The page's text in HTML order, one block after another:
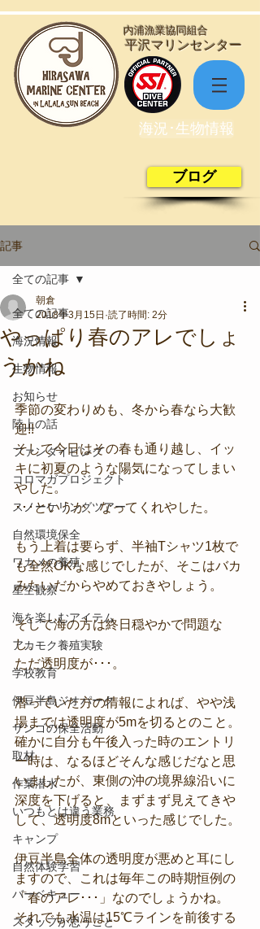
​平沢マリンセンター
​内浦漁業協同組合
海況･生物情報
ブログ
記事
全ての記事
海況情報
生物情報
お知らせ
陸上の話
ファンダイビング
コロマガプロジェクト
スノーケリングツアー
自然環境保全
ワカメの養殖
星空観察
海を楽しむアイテム
アカモク養殖実験
学校教育
伊豆半島ジオパーク
サンゴの保全活動
取材
作業潜水
いつもとは違う業務
キャンプ
自然体験学習
バーベキュー
スタッフが思うこと
全ての記事
やっぱり春のアレでしょ
うかね
朝倉
2018年3月15日 読了時間: 2分
季節の変わりめも、冬から春なら大歓
迎!!
そして今日はその春も通り越し、イッ
キに初夏のような陽気になってしまい
やした。
･･･というか、なってくれやした。
もう上着は要らず、半袖Tシャツ1枚で
も全然OKな感じでしたが、そこはバカ
みたいだからやめておきやしょう。
そして海の方は終日穏やかで問題な
し。
ただ透明度が･･･。
潜っていた方の情報によれば、やや浅
場までは透明度が5mを切るとのこと。
確かに自分も午後入った時のエントリ
ー時は、なるほどそんな感じだなと思
いましたが、東側の沖の境界線沿いに
深度を下げると、まずまず見えてきや
して、透明度8mといった感じでした。
伊豆半島全体の透明度が悪めと耳にし
ますので、これは毎年この時期恒例の
「春のアレ･･･」なのでしょうかね。
それでも水温は15℃ラインを前後する